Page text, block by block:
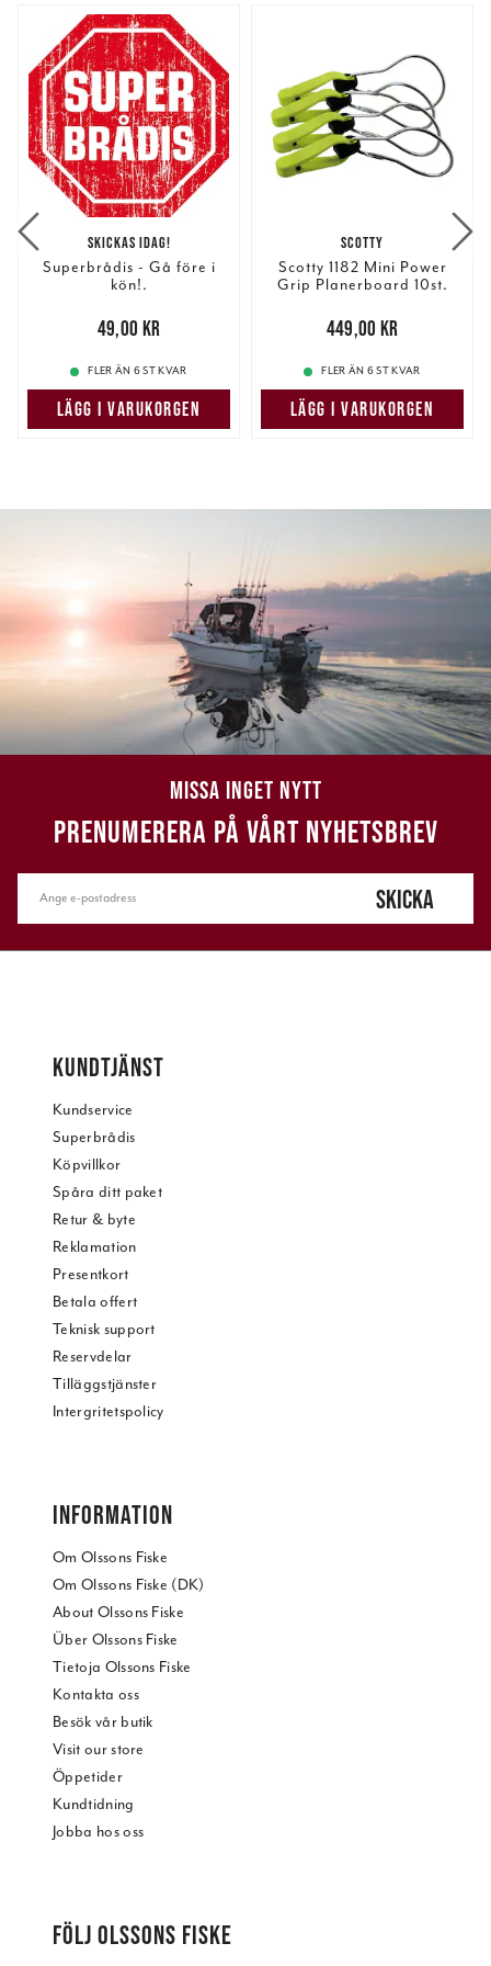
SKICKAS IDAG!
Superbrådis - Gå före i
kön!.
49,00 kr
49,00 kr
FLER ÄN 6 ST KVAR
LÄGG I VARUKORGEN
SCOTTY
Scotty 1182 Mini Power
Grip Planerboard 10st.
449,00 kr
449,00 kr
FLER ÄN 6 ST KVAR
LÄGG I VARUKORGEN
MISSA INGET NYTT
PRENUMERERA PÅ VÅRT NYHETSBREV
SKICKA
KUNDTJÄNST
Kundservice
Superbrådis
Köpvillkor
Spåra ditt paket
Retur & byte
Reklamation
Presentkort
Betala offert
Teknisk support
Reservdelar
Tilläggstjänster
Intergritetspolicy
INFORMATION
Om Olssons Fiske
Om Olssons Fiske (DK)
About Olssons Fiske
Über Olssons Fiske
Tietoja Olssons Fiske
Kontakta oss
Besök vår butik
Visit our store
Öppetider
Kundtidning
Jobba hos oss
FÖLJ OLSSONS FISKE